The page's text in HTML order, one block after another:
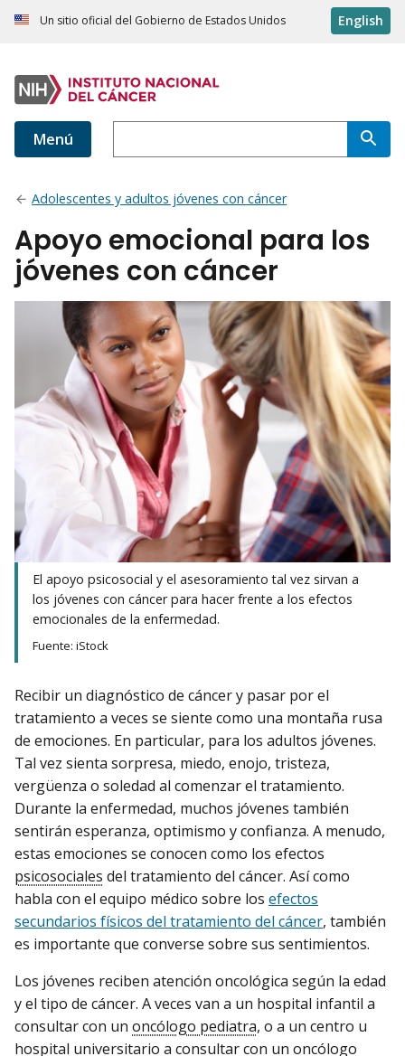
Un sitio oficial del Gobierno de Estados Unidos English
Menú
Adolescentes y adultos jóvenes con cáncer
Apoyo emocional para los
jóvenes con cáncer
El apoyo psicosocial y el asesoramiento tal vez sirvan a
los jóvenes con cáncer para hacer frente a los efectos
emocionales de la enfermedad.
Fuente: iStock
Recibir un diagnóstico de cáncer y pasar por el
tratamiento a veces se siente como una montaña rusa
de emociones. En particular, para los adultos jóvenes.
Tal vez sienta sorpresa, miedo, enojo, tristeza,
vergüenza o soledad al comenzar el tratamiento.
Durante la enfermedad, muchos jóvenes también
sentirán esperanza, optimismo y confianza. A menudo,
estas emociones se conocen como los efectos
psicosociales del tratamiento del cáncer. Así como
habla con el equipo médico sobre los efectos
secundarios físicos del tratamiento del cáncer, también
es importante que converse sobre sus sentimientos.
Los jóvenes reciben atención oncológica según la edad
y el tipo de cáncer. A veces van a un hospital infantil a
consultar con un oncólogo pediatra, o a un centro u
hospital universitario a consultar con un oncólogo